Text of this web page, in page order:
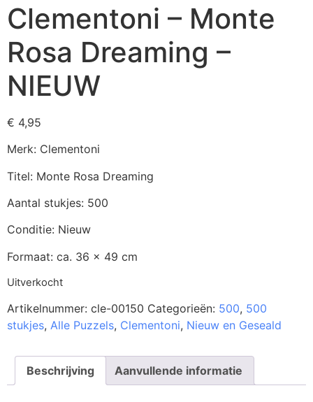
Clementoni – Monte
Rosa Dreaming –
NIEUW
€ 4,95
Merk: Clementoni
Titel: Monte Rosa Dreaming
Aantal stukjes: 500
Conditie: Nieuw
Formaat: ca. 36 x 49 cm
Uitverkocht
Artikelnummer: cle-00150 Categorieën: 500, 500
stukjes, Alle Puzzels, Clementoni, Nieuw en Geseald
Beschrijving Aanvullende informatie